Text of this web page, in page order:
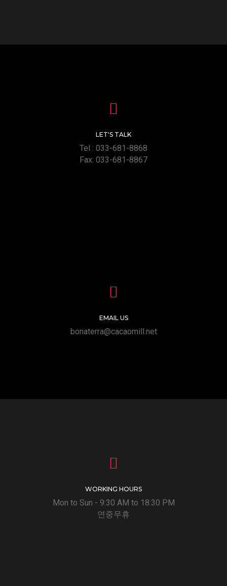
LET'S TALK
Tel : 033-681-8868
Fax: 033-681-8867
EMAIL US
bonaterra@cacaomill.net
WORKING HOURS
Mon to Sun - 9:30 AM to 18:30 PM
연중무휴